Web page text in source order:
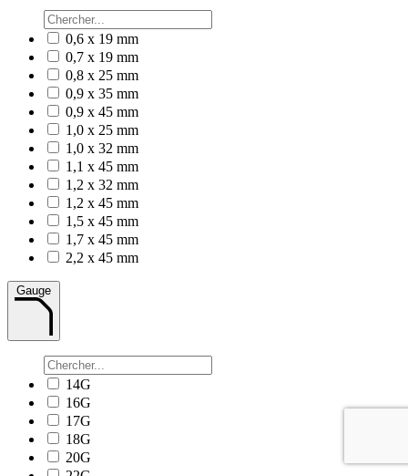
0,6 x 19 mm
0,7 x 19 mm
0,8 x 25 mm
0,9 x 35 mm
0,9 x 45 mm
1,0 x 25 mm
1,0 x 32 mm
1,1 x 45 mm
1,2 x 32 mm
1,2 x 45 mm
1,5 x 45 mm
1,7 x 45 mm
2,2 x 45 mm
Gauge
14G
16G
17G
18G
20G